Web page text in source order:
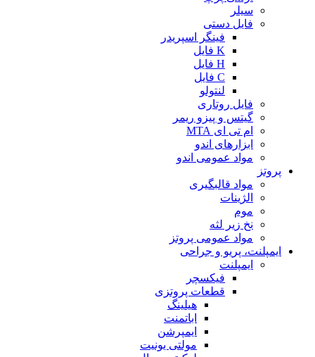
سیلر
فایل دستی
فینگر اسپریدر
K فایل
H فایل
C فایل
لنتولو
فایل روتاری
گیتس و پیزو ریمر
ام تی ای MTA
ابزارهای اندو
مواد عمومی اندو
پروتز
مواد قالبگیری
الژینات
موم
نخ زیر لثه
مواد عمومی پروتز
ایمپلنت، پریو و جراحی
ایمپلنت
فیکسچر
قطعات پروتزی
هیلینگ
اباتمنت
ایمپرشن
مولتی یونیت